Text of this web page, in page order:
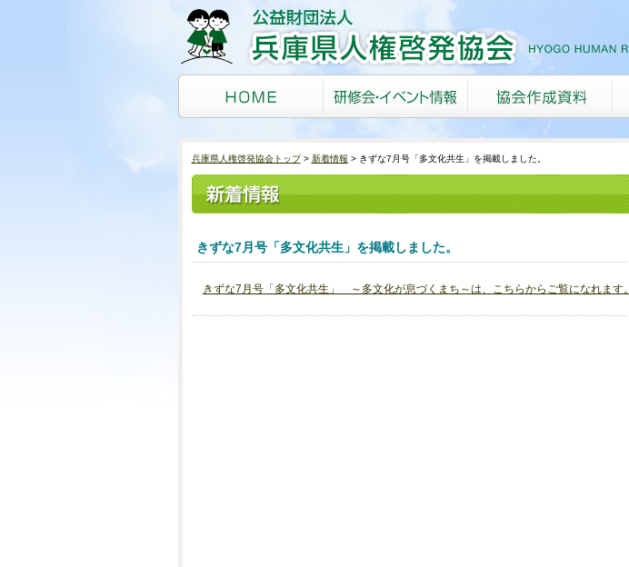
兵庫県人権啓発協会トップ 新着情報 きずな7月号「多文化共生」を掲載しました。
きずな7月号「多文化共生」を掲載しました。
きずな7月号「多文化共生」 ～多文化が息づくまち～は、こちらからご覧になれます。